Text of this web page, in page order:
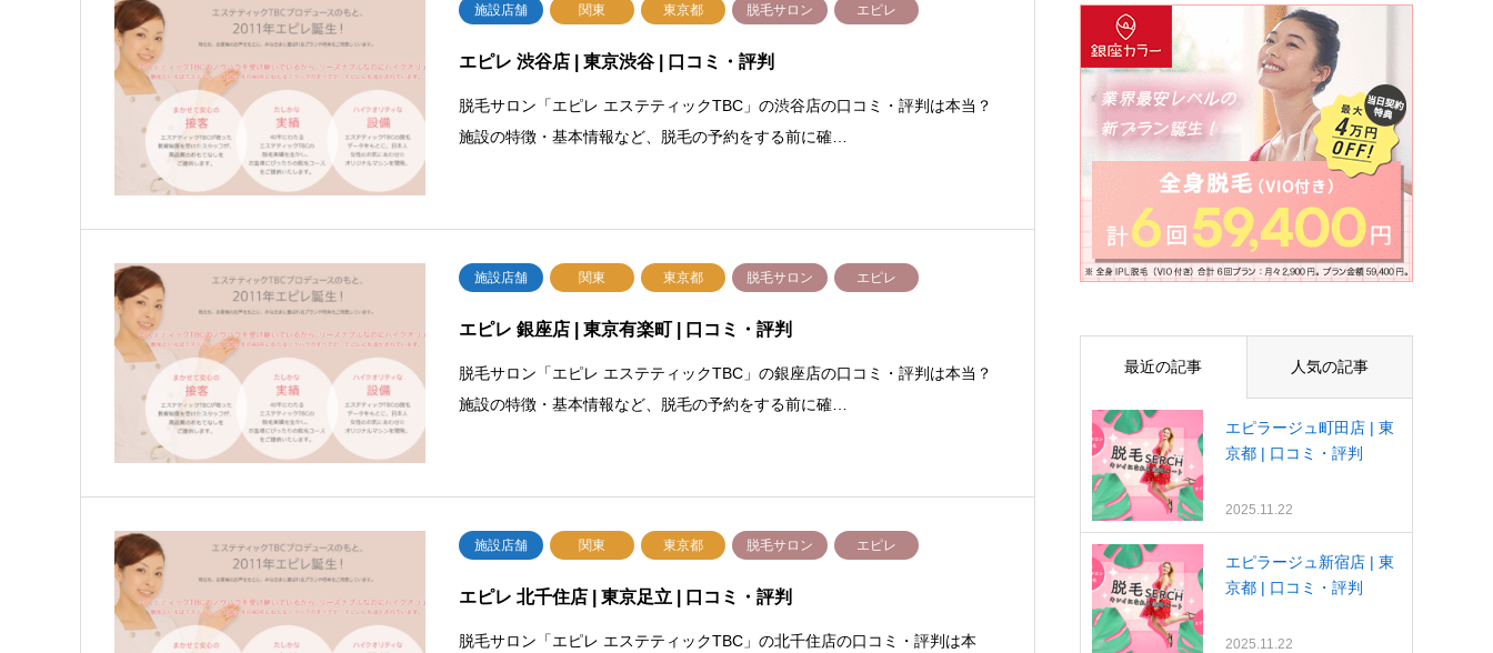
施設店舗 関東 東京都 脱毛サロン エピレ
エピレ 渋谷店 | 東京渋谷 | 口コミ・評判
脱毛サロン「エピレ エステティックTBC」の渋谷店の口コミ・評判は本当？
施設の特徴・基本情報など、脱毛の予約をする前に確…
施設店舗 関東 東京都 脱毛サロン エピレ
エピレ 銀座店 | 東京有楽町 | 口コミ・評判
脱毛サロン「エピレ エステティックTBC」の銀座店の口コミ・評判は本当？
施設の特徴・基本情報など、脱毛の予約をする前に確…
施設店舗 関東 東京都 脱毛サロン エピレ
エピレ 北千住店 | 東京足立 | 口コミ・評判
脱毛サロン「エピレ エステティックTBC」の北千住店の口コミ・評判は本
最近の記事 人気の記事
エピラージュ町田店 | 東
京都 | 口コミ・評判
2025.11.22
エピラージュ新宿店 | 東
京都 | 口コミ・評判
2025.11.22